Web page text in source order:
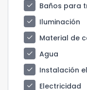
check Baños para
check
Iluminación
check
Material de
check
Agua
check
Instalación
check
Electricidad